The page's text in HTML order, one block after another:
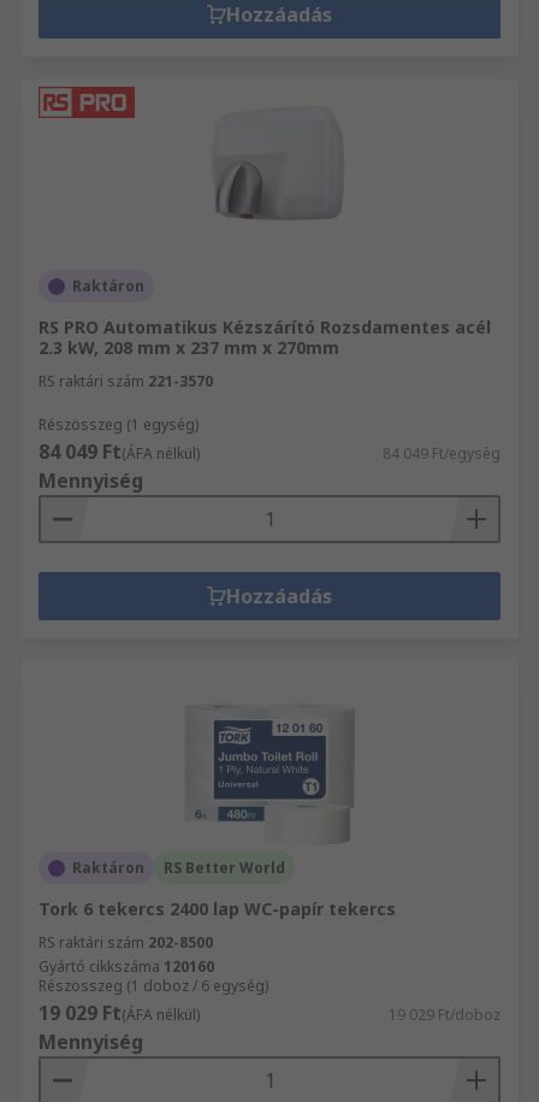
Hozzáadás
Raktáron
RS PRO Automatikus Kézszárító Rozsdamentes acél
2.3 kW, 208 mm x 237 mm x 270mm
RS raktári szám 221-3570
Részösszeg (1 egység)
84 049 Ft(ÁFA nélkül) 84 049 Ft/egység
Mennyiség
Hozzáadás
Raktáron RS Better World
Tork 6 tekercs 2400 lap WC-papír tekercs
RS raktári szám 202-8500
Gyártó cikkszáma 120160
Részösszeg (1 doboz / 6 egység)
19 029 Ft(ÁFA nélkül) 19 029 Ft/doboz
Mennyiség